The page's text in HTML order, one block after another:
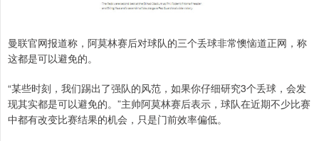
曼联官网报道称，阿莫林赛后对球队的三个丢球非常懊恼道正网，称
这都是可以避免的。
“某些时刻，我们踢出了强队的风范，如果你仔细研究3个丢球，会发
现其实都是可以避免的。”主帅阿莫林赛后表示，球队在近期不少比赛
中都有改变比赛结果的机会，只是门前效率偏低。